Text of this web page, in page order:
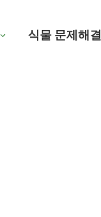
식물 문제해결